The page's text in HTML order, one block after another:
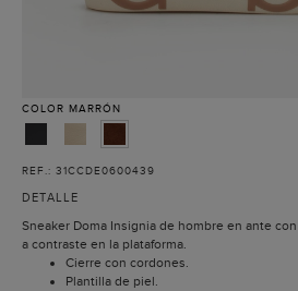
COLOR MARRÓN
REF.: 31CCDE0600439
DETALLE
Sneaker Doma Insignia de hombre en ante
a contraste en la plataforma.
Cierre con cordones.
Plantilla de piel.